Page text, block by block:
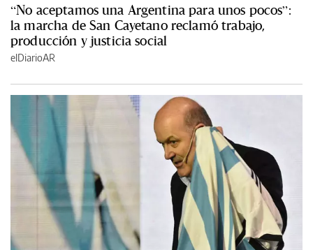
“No aceptamos una Argentina para unos pocos”:
la marcha de San Cayetano reclamó trabajo,
producción y justicia social
elDiarioAR